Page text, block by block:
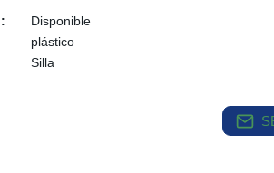
Disponible
plástico
Silla